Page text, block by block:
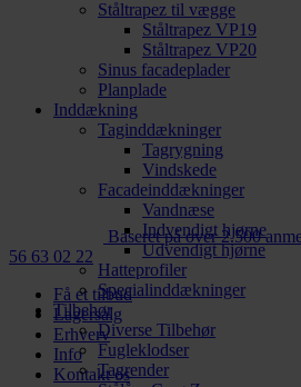
Ståltrapez til vægge
Ståltrapez VP19
Ståltrapez VP20
Sinus facadeplader
Planplade
Inddækning
Taginddækninger
Tagrygning
Vindskede
Facadeinddækninger
Vandnæse
Indvendigt hjørne
Udvendigt hjørne
Hatteprofiler
Specialinddækninger
Tilbehør
Diverse Tilbehør
Fugleklodser
Tagrender
Baseret på over 2.500
56 63 02 22
Få et tilbud
Lagersalg
Erhverv
Info
Kontakt os